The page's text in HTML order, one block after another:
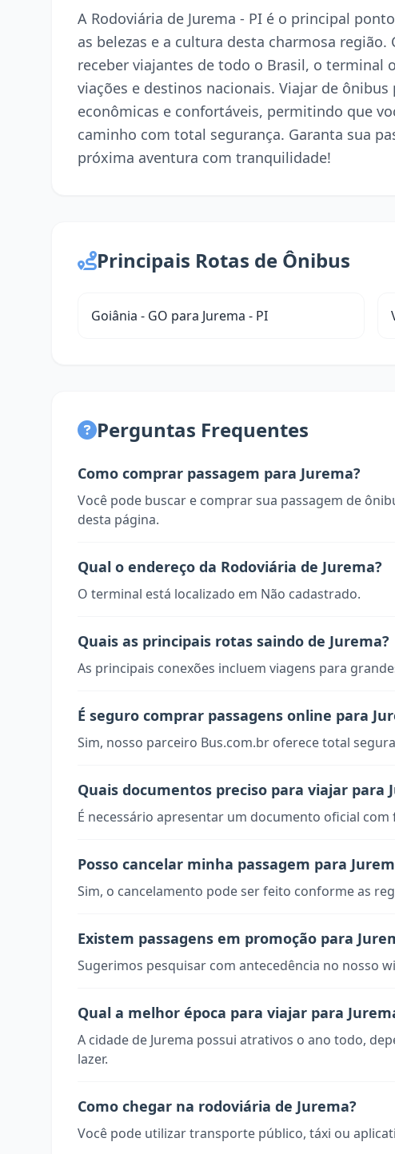
A Rodoviária de Jurema - PI é o principal
as belezas e a cultura desta charmosa
receber viajantes de todo o Brasil, o terminal
viações e destinos nacionais. Viajar de
econômicas e confortáveis, permitindo que
caminho com total segurança. Garanta sua
próxima aventura com tranquilidade!
Principais Rotas de Ônibus
Goiânia - GO para Jurema - PI
Perguntas Frequentes
Como comprar passagem para Jurema?
Você pode buscar e comprar sua passagem de
desta página.
Qual o endereço da Rodoviária de Jurema?
O terminal está localizado em Não cadastrado.
Quais as principais rotas saindo de Jurema?
As principais conexões incluem viagens para
É seguro comprar passagens online para
Sim, nosso parceiro Bus.com.br oferece total
Quais documentos preciso para viajar para
É necessário apresentar um documento oficial com
Posso cancelar minha passagem para
Sim, o cancelamento pode ser feito conforme as
Existem passagens em promoção para
Sugerimos pesquisar com antecedência no nosso
Qual a melhor época para viajar para
A cidade de Jurema possui atrativos o ano todo,
lazer.
Como chegar na rodoviária de Jurema?
Você pode utilizar transporte público, táxi ou